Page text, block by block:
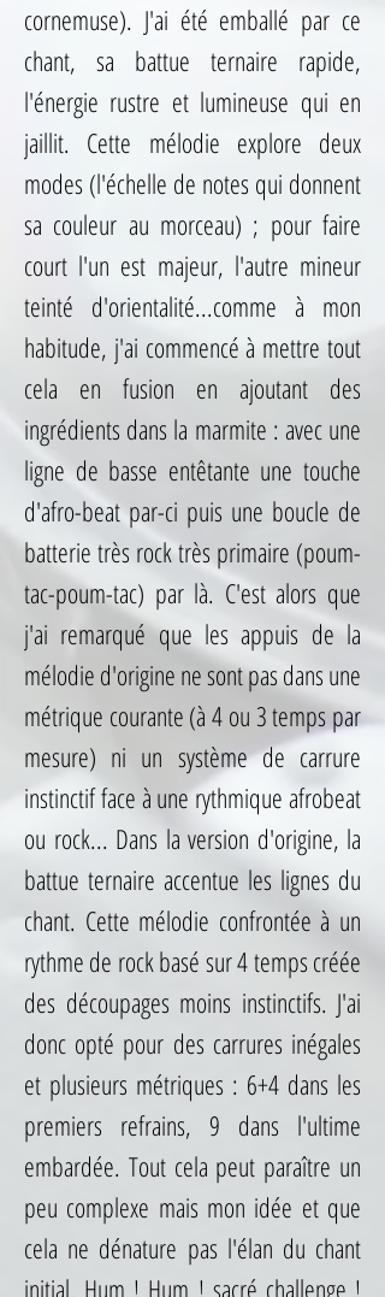
cornemuse). J'ai été emballé par ce
chant, sa battue ternaire rapide,
l'énergie rustre et lumineuse qui en
jaillit. Cette mélodie explore deux
modes (l'échelle de notes qui donnent
sa couleur au morceau) ; pour faire
court l'un est majeur, l'autre mineur
teinté d'orientalité...comme à mon
habitude, j'ai commencé à mettre tout
cela en fusion en ajoutant des
ingrédients dans la marmite : avec une
ligne de basse entêtante une touche
d'afro-beat par-ci puis une boucle de
batterie très rock très primaire (poum-
tac-poum-tac) par là. C'est alors que
j'ai remarqué que les appuis de la
mélodie d'origine ne sont pas dans une
métrique courante (à 4 ou 3 temps par
mesure) ni un système de carrure
instinctif face à une rythmique afrobeat
ou rock... Dans la version d'origine, la
battue ternaire accentue les lignes du
chant. Cette mélodie confrontée à un
rythme de rock basé sur 4 temps créée
des découpages moins instinctifs. J'ai
donc opté pour des carrures inégales
et plusieurs métriques : 6+4 dans les
premiers refrains, 9 dans l'ultime
embardée. Tout cela peut paraître un
peu complexe mais mon idée et que
cela ne dénature pas l'élan du chant
initial. Hum ! Hum ! sacré challenge !